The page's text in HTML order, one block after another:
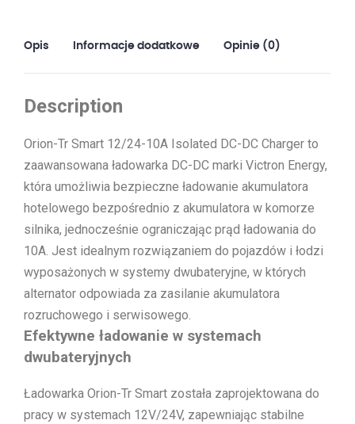
charger
Opis Informacje dodatkowe Opinie (0)
Description
Orion-Tr Smart 12/24-10A Isolated DC-DC Charger to
zaawansowana ładowarka DC-DC marki Victron Energy,
która umożliwia bezpieczne ładowanie akumulatora
hotelowego bezpośrednio z akumulatora w komorze
silnika, jednocześnie ograniczając prąd ładowania do
10A. Jest idealnym rozwiązaniem do pojazdów i łodzi
wyposażonych w systemy dwubateryjne, w których
alternator odpowiada za zasilanie akumulatora
rozruchowego i serwisowego.
Efektywne ładowanie w systemach
dwubateryjnych
Ładowarka Orion-Tr Smart została zaprojektowana do
pracy w systemach 12V/24V, zapewniając stabilne